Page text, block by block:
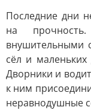
Последние дни
на
внушительными
сёл и
Дворники и
к ним
неравнодушные